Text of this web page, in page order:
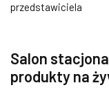
przedstawiciela
Salon
produkty na